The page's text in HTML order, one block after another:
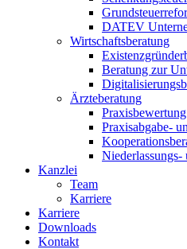
DATEV
Wirtschaftsberatung
Beratung zur
Ärzteberatung
Praxisbewertung
Praxisabgabe-
Niederlassungs-
Kanzlei
Team
Karriere
Karriere
Downloads
Kontakt